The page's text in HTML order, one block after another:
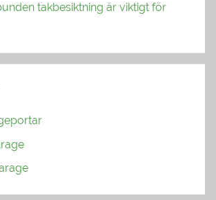
takbesiktning är viktigt för